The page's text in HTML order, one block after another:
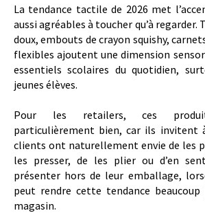
La tendance tactile de 2026 met
aussi agréables à toucher qu’à regarder.
doux, embouts de crayon squishy,
flexibles ajoutent une dimension
essentiels scolaires du quotidien,
jeunes élèves.
Pour les retailers, ces
particulièrement bien, car ils invitent
clients ont naturellement envie de les
les presser, de les plier ou d’en
présenter hors de leur emballage,
peut rendre cette tendance
magasin.